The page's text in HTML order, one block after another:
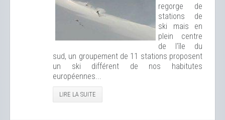
regorge de
stations de
ski mais en
plein centre
de l'île du
sud, un groupement de 11 stations proposent
un ski différent de nos habitutes
européennes...
LIRE LA SUITE